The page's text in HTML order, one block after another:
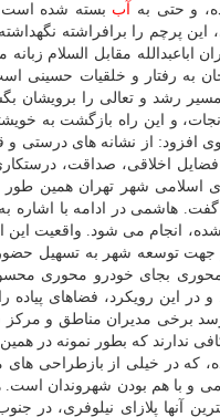
و حتی به
آب بسته شده
این پرچم را برافراشته
اباعبدالله مقابل السلام
به رفتار و خلقیات حسینی
رشد و تعالی را برویشان
و این راه بازگشت به
افزود: از نشانه های درستی
اخلاقی، صداقت،
اسلامی شهر تهران همین
هاشمی در ادامه با اشاره به
شده، انجام می شود.
توسعه شهر به تسهیل
محوری بجای خودرو محوری
این رویکرد، فضاهای پیاده
رسد برخی مدیران مناطق و
که بطور نمونه در همین
که در خیلی از بازطراحی
و با هم بودن شهروندان
آنها پلازای نیلوفری،